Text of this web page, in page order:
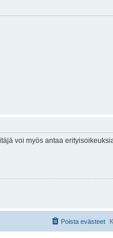
voi myös antaa
Poista evästeet